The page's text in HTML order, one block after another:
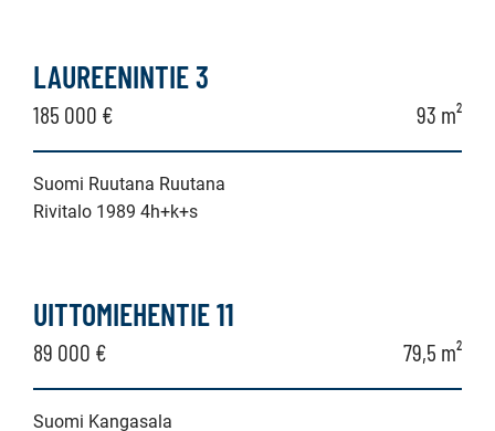
LAUREENINTIE 3
185 000 € 93 m²
Suomi Ruutana Ruutana
Rivitalo 1989 4h+k+s
UITTOMIEHENTIE 11
89 000 € 79,5 m²
Suomi Kangasala